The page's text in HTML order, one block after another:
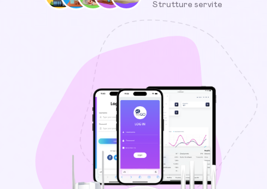
Strutture servite